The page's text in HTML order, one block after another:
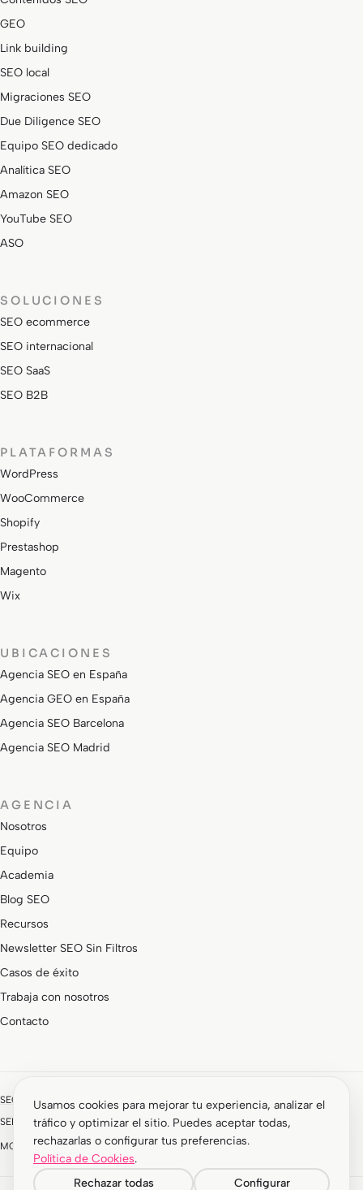
GEO
Link building
SEO local
Migraciones SEO
Due Diligence SEO
Equipo SEO dedicado
Analítica SEO
Amazon SEO
YouTube SEO
ASO
SOLUCIONES
SEO ecommerce
SEO internacional
SEO SaaS
SEO B2B
PLATAFORMAS
WordPress
WooCommerce
Shopify
Prestashop
Magento
Wix
UBICACIONES
Agencia SEO en España
Agencia GEO en España
Agencia SEO Barcelona
Agencia SEO Madrid
AGENCIA
Nosotros
Equipo
Academia
Blog SEO
Recursos
Newsletter SEO Sin Filtros
Casos de éxito
Trabaja con nosotros
Contacto
SEOCOM forma parte de un grupo de marcas especializadas:
SEMStudio · SEM y paid mediaROIAnalytics · Analítica y CRO
MOON · Desarrollo webImpacktum · Marketing de influencers
Usamos cookies para mejorar tu experiencia, analizar el
tráfico y optimizar el sitio. Puedes aceptar todas,
rechazarlas o configurar tus preferencias.
Política de Cookies.
Rechazar todas
Configurar